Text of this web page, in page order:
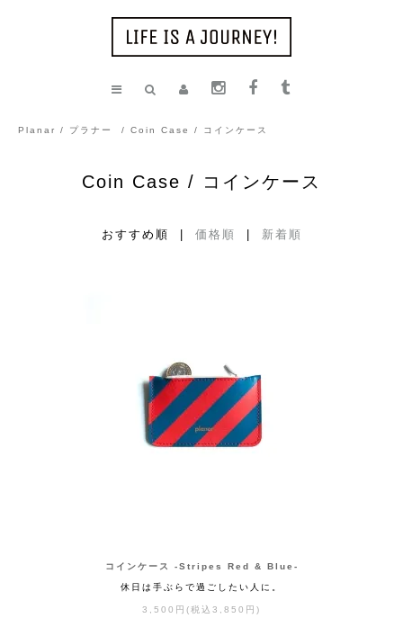
Planar / プラナー / Coin Case / コインケース
Coin Case / コインケース
おすすめ順 | 価格順 新着順
コインケース -Stripes Red & Blue-
休日は手ぶらで過ごしたい人に。
3,500円(税込3,850円)